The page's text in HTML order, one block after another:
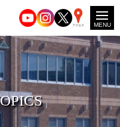
アクセス MENU